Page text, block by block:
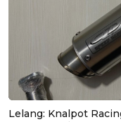
Lelang: Knalpot